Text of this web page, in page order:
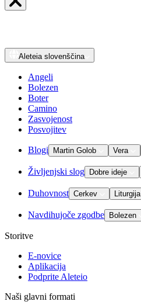
Aleteia slovenščina
Angeli
Bolezen
Boter
Camino
Zasvojenost
Posvojitev
Blogi Martin Golob Vera
Življenjski slog Dobre ideje
Duhovnost Cerkev Liturgija
Navdihujoče zgodbe Bolezen
Storitve
E-novice
Aplikacija
Podprite Aleteio
Naši glavni formati